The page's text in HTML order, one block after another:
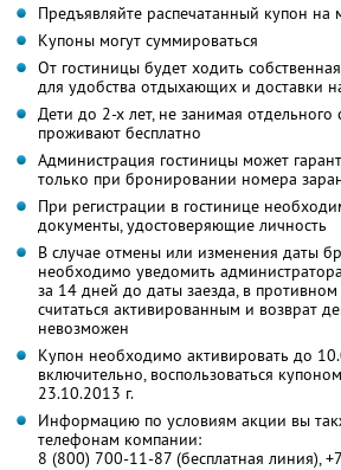
Предъявляйте распечатанный купон на
Купоны могут суммироваться
От гостиницы будет ходить
для удобства отдыхающих и доставки
Дети до 2-х лет, не занимая отдельного
проживают бесплатно
Администрация гостиницы может
только при бронировании номера
При регистрации в гостинице
документы, удостоверяющие личность
В случае отмены или изменения даты
необходимо уведомить
за 14 дней до даты заезда, в
считаться активированным и возврат
невозможен
Купон необходимо активировать до
включительно, воспользоваться
23.10.2013 г.
Информацию по условиям акции вы
телефонам компании:
8 (800) 700-11-87 (бесплатная линия),